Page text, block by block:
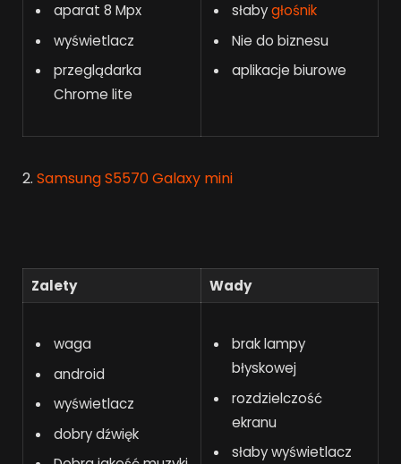
aparat 8 Mpx
wyświetlacz
przeglądarka
Chrome lite
słabygłośnik
Nie do biznesu
aplikacje biurowe
2. Samsung S5570 Galaxy mini
Zalety Wady
waga
android
wyświetlacz
dobry dźwięk
brak lampy
błyskowej
rozdzielczość
ekranu
słaby wyświetlacz